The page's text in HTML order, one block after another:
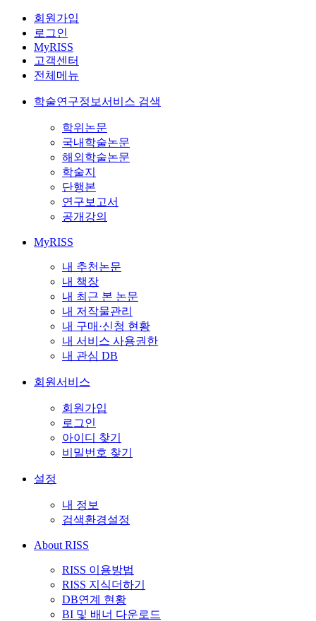
회원가입
로그인
MyRISS
고객센터
전체메뉴
학술연구정보서비스 검색
학위논문
국내학술논문
해외학술논문
학술지
단행본
연구보고서
공개강의
MyRISS
내 추천논문
내 책장
내 최근 본 논문
내 저작물관리
내 구매·신청 현황
내 서비스 사용권한
내 관심 DB
회원서비스
회원가입
로그인
아이디 찾기
비밀번호 찾기
설정
내 정보
검색환경설정
About RISS
RISS 이용방법
RISS 지식더하기
DB연계 현황
BI 및 배너 다운로드